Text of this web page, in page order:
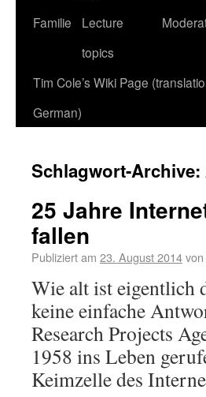
Familie
Lecture
topics
Tim Cole’s Wiki Page
German)
Schlagwort-Archive:
25 Jahre
fallen
Publiziert am 23. August 2014von
Wie alt ist eigentlich
keine einfache
Research Projects
1958 ins Leben
Keimzelle des